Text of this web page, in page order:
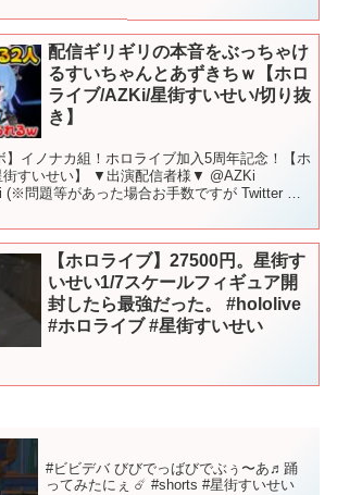
配信ギリギリの本音をぶっちゃけ
るすいちゃんとあずきちｗ【ホロ
ライブ/AZKi/星街すいせい/切り抜
き】
イノナカ組！ホロライブ加入5周年記念！【ホ
街すいせい】 ▼出演配信者様▼ @AZKi
(※問題等があった場合お手数ですが Twitter の
【ホロライブ】27500円。星街す
いせい1/7スケールフィギュア開
封したら最強だった。 #hololive
#ホロライブ #星街すいせい
#ビビデバ びびでっばびでぶぅ〜あ♬踊
ってみたにぇ ☄️ #shorts #星街すいせい